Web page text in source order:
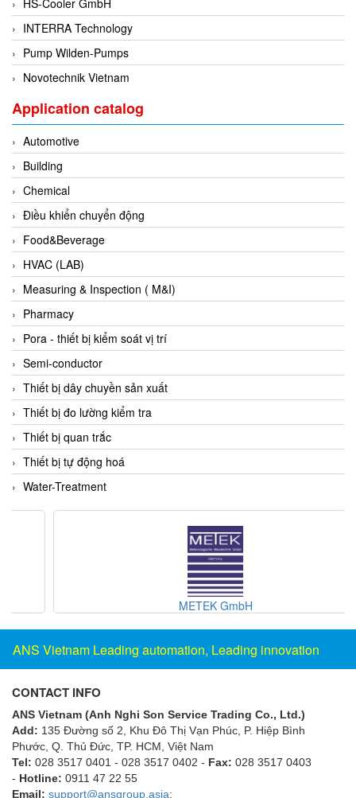
Driesen Kern
Dropsa Vietnam
Druck
DSTI
DUCATI
Duclean
Dukin Besko
Dunkermotoren
Durag
Dwyer
DYH
Dynisco
E+E ELEKTRONIK
E+H
E2S
Earthtech
Eaton
EBMPAPST
ECKERLE
Ecom-EX
ECONEX
Ekstrom-Carlson
Elands Cable Vietnam
Electro Industries
Electronic Design System S.R.L Vietnam
Electronics Inc. Viet Nam
INTERRA Technology
Pump Wilden-Pumps
Novotechnik Vietnam
Application catalog
Automotive
Building
Chemical
Điều khiển chuyển động
Food&Beverage
HVAC (LAB)
Measuring & Inspection ( M&I)
Pharmacy
Pora - thiết bị kiểm soát vị trí
Semi-conductor
Thiết bị dây chuyền sản xuất
Thiết bị đo lường kiểm tra
Thiết bị quan trắc
Thiết bị tự động hoá
Water-Treatment
METEK GmbH
ANS Vietnam Leading automation, Leading innovation
CONTACT INFO
ANS Vietnam (Anh Nghi Son Service Trading Co., Ltd.)
Add: 135 Đường số 2, Khu Đô Thị Vạn Phúc, P. Hiệp Bình
Phước, Q. Thủ Đức, TP. HCM , Việt Nam
Tel: 028 3517 0401 - 028 3517 0402 - Fax: 028 3517 0403
- Hotline: 0911 47 22 55
Email: support@ansgroup.asia;